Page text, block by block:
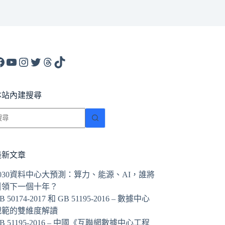
YouTube
Instagram
X Threads
TikTok
站內建搜尋
新文章
資料中心大預測：算力、能源、AI，誰將
領下一個十年？
50174-2017 和 GB 51195-2016 – 數據中心
範的雙維度解讀
51195-2016 – 中國《互聯網數據中心工程